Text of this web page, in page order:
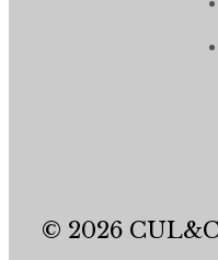
© 2026